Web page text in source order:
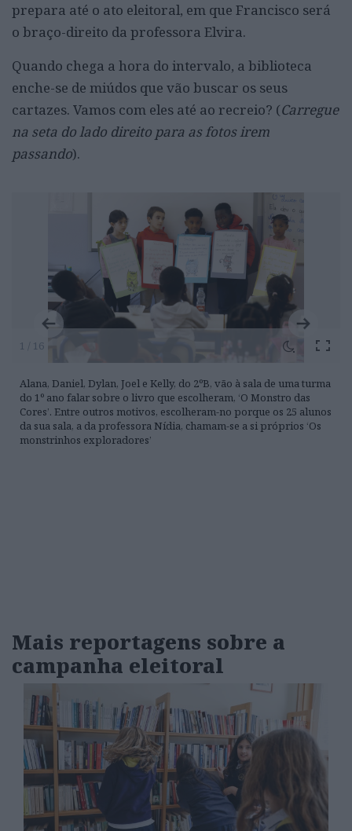
prepara até o ato eleitoral, em que Francisco será
o braço-direito da professora Elvira.
Quando chega a hora do intervalo, a biblioteca
enche-se de miúdos que vão buscar os seus
cartazes. Vamos com eles até ao recreio? (Carregue
na seta do lado direito para as fotos irem
passando).
1 / 16
Alana, Daniel, Dylan, Joel e Kelly, do 2ºB, vão à sala de uma turma
do 1º ano falar sobre o livro que escolheram, ‘O Monstro das
Cores’. Entre outros motivos, escolheram-no porque os 25 alunos
da sua sala, a da professora Nídia, chamam-se a si próprios ‘Os
monstrinhos exploradores’
Mais reportagens sobre a
campanha eleitoral